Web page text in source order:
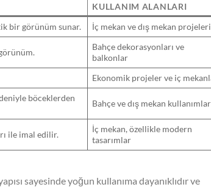
KULLANIM ALANLARI
bir görünüm sunar. İç mekan ve dış mekan projeleri
Bahçe dekorasyonları ve
balkonlar
Ekonomik projeler ve iç
böceklerden
Bahçe ve dış mekan
ile imal edilir.
İç mekan, özellikle modern
tasarımlar
sayesinde yoğun kullanıma dayanıklıdır ve